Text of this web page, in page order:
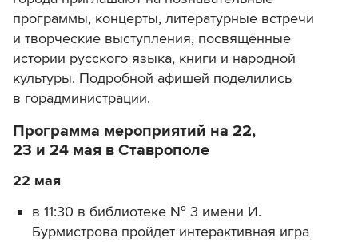
программы, концерты, литературные встречи
и творческие выступления, посвящённые
истории русского языка, книги и народной
культуры. Подробной афишей поделились
в горадминистрации.
Программа мероприятий на 22,
23 и 24 мая в Ставрополе
22 мая
в 11:30 в библиотеке № 3 имени И.
Бурмистрова пройдет интерактивная игра